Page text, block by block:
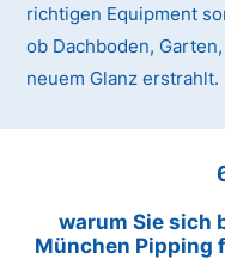
richtigen Equipment
ob Dachboden,
neuem Glanz erstrahlt.
warum Sie sich
München Pipping